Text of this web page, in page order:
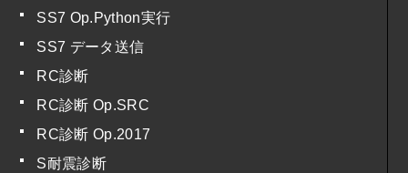
SS7 Op.Python実行
SS7 データ送信
RC診断
RC診断 Op.SRC
RC診断 Op.2017
S耐震診断